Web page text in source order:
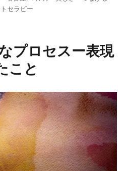
セラピー
プロセスー表現
こと